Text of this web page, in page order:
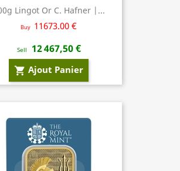
Lingot Or C. Hafner |...
Buy 11673.00 €
Sell 12 467,50 €
shopping_cart Ajout Panier